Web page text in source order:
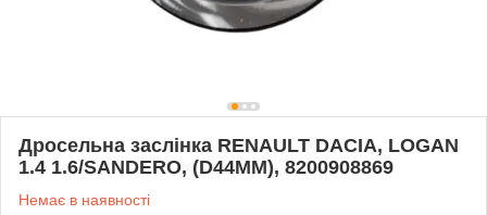
Дросельна заслінка RENAULT DACIA, LOGAN
1.4 1.6/SANDERO, (D44MM), 8200908869
Немає в наявності